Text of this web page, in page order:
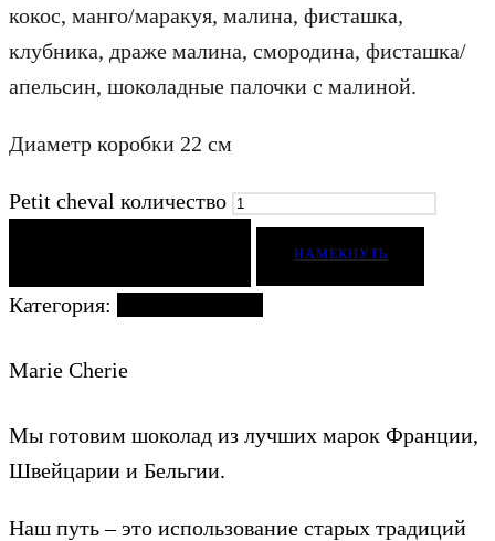
кокос, манго/маракуя, малина, фисташка,
клубника, драже малина, смородина, фисташка/
апельсин, шоколадные палочки с малиной.
Диаметр коробки 22 см
Petit cheval количество
НАМЕКНУТЬ
Категория:
Marie Cherie
Мы готовим шоколад из лучших марок Франции,
Швейцарии и Бельгии.
Наш путь – это использование старых традиций